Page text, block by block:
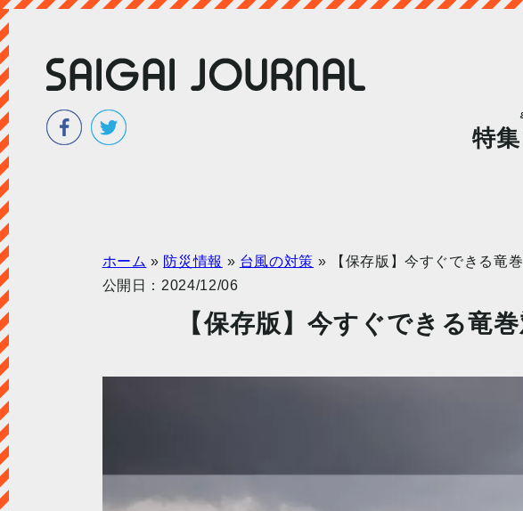
特
ホーム » 防災情報 » 台風の対策 » 【保存版】今すぐできる竜
公開日：2024/12/06
【保存版】今すぐできる竜